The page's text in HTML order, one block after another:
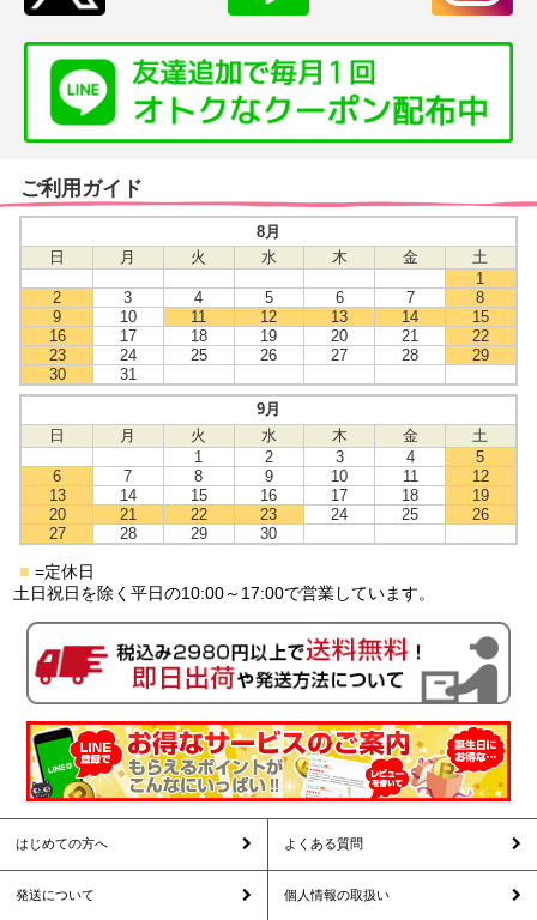
ご利用ガイド
8月
日
月 火 水 木 金
土
1
2
3 4 5 6 7
8
9
10 11 12 13 14
15
16
17 18 19 20 21
22
23
24 25 26 27 28
29
30
31
9月
日
月 火 水 木 金
土
1
2 3 4
5
6
7 8 9 10 11
12
13
14 15 16 17 18
19
20
21 22 23 24 25
26
27
28 29 30
■ =定休日
土日祝日を除く平日の10:00～17:00で営業しています。
はじめての方へ よくある質問
発送について 個人情報の取扱い